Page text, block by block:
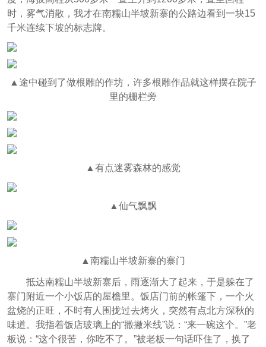
时，雾气消散，我才在南糯山半坡新寨的公路边看到一块15
千米连续下坡的标志牌。
▲途中碰到了做根雕的作坊，许多根雕作品就这样摆在院子
里的栅栏旁
▲有点迷雾森林的感觉
▲仙气飘飘
▲南糯山半坡新寨的寨门
抵达南糯山半坡新寨后，雨逐渐大了起来，于是躲在了
寨门附近一个小饭店的屋檐里。饭店门前的帐篷下，一个火
盆烧的正旺，不时有人围拢过去烤火，突然有点北方深秋的
味道。我指着饭店玻璃上的“撒撇米线”说：“来一碗这个。”老
板说：“这个很苦，你吃不了。”被老板一句话吓住了，换了